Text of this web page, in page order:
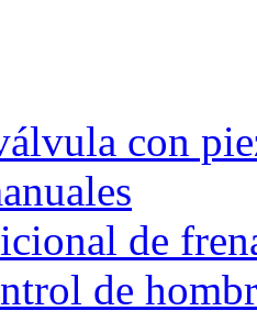
con
de
de